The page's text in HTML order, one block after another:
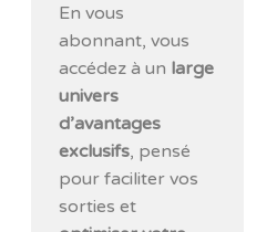
En vous
abonnant, vous
accédez à un large
univers
d’avantages
exclusifs, pensé
pour faciliter vos
sorties et